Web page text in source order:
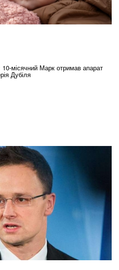
10-місячний Марк отримав апарат
Дубіля